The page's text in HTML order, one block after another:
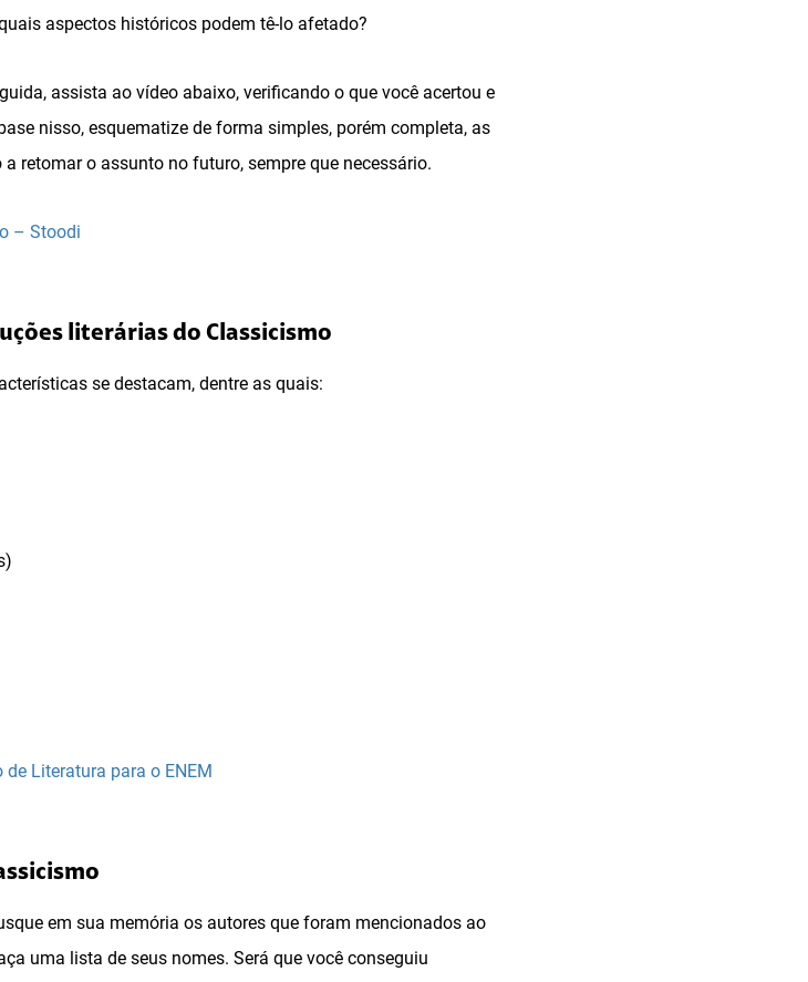
aspectos históricos podem tê-lo afetado?
assista ao vídeo abaixo, verificando o que você acertou e
nisso, esquematize de forma simples, porém completa, as
retomar o assunto no futuro, sempre que necessário.
– Stoodi
literárias do Classicismo
se destacam, dentre as quais:
Literatura para o ENEM
em sua memória os autores que foram mencionados ao
uma lista de seus nomes. Será que você conseguiu